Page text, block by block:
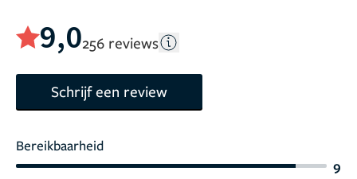
9,0256 reviews
Schrijf een review
Bereikbaarheid
9